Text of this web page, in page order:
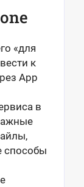
«для
к
App
в
способы